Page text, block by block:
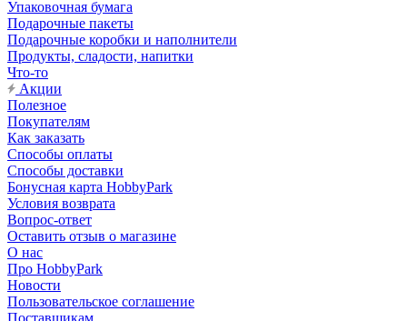
Упаковочная бумага
Подарочные пакеты
Подарочные коробки и наполнители
Продукты, сладости, напитки
Что-то
Акции
Полезное
Покупателям
Как заказать
Способы оплаты
Способы доставки
Бонусная карта HobbyPark
Условия возврата
Вопрос-ответ
Оставить отзыв о магазине
О нас
Про HobbyPark
Новости
Пользовательское соглашение
Поставщикам